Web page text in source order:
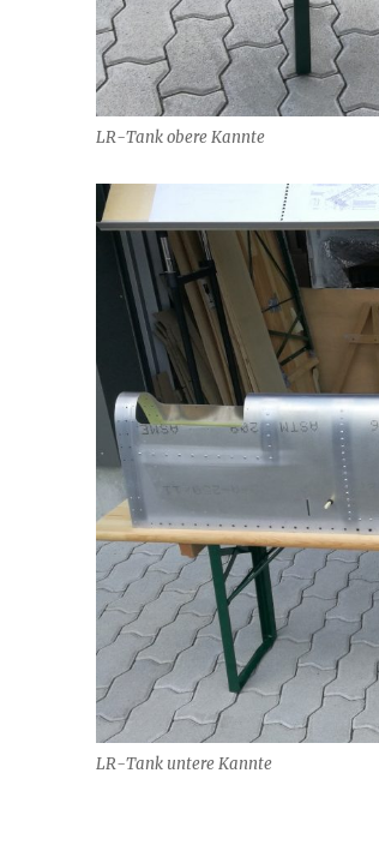
LR-Tank obere Kannte
LR-Tank untere Kannte